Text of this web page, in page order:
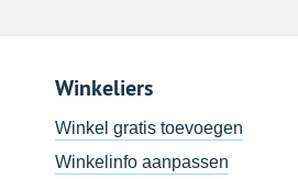
Winkeliers
Winkel gratis toevoegen
Winkelinfo aanpassen